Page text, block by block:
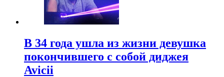
В 34 года ушла из жизни девушка
покончившего с собой диджея
Avicii